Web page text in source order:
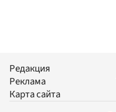
Редакция
Реклама
Карта сайта